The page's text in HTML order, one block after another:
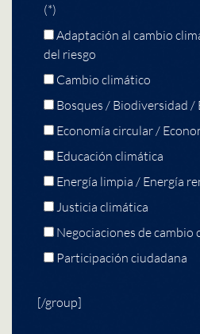
(*)
Adaptación al cambio
del riesgo
Cambio climático
Bosques / Biodiversidad /
Economía circular /
Educación climática
Energía limpia / Energía
Justicia climática
Negociaciones de cambio
Participación ciudadana
[/group]